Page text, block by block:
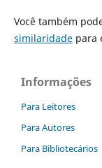
Você também
similaridadepara
Informações
Para Leitores
Para Autores
Para Bibliotecários